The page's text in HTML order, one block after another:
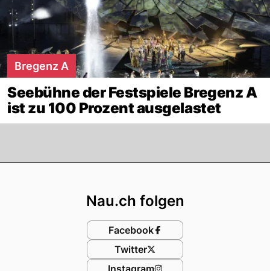
Bregenz A
Seebühne der Festspiele Bregenz A
ist zu 100 Prozent ausgelastet
Nau.ch folgen
Facebook
Twitter
Instagram